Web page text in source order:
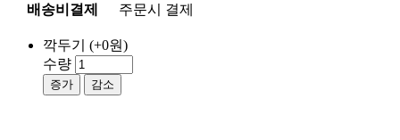
배송비결제
주문시 결제
깍두기
(+0원)
수량
증가 감소